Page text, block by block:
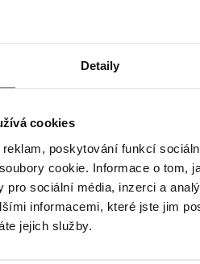
Detaily
cookies
reklam, poskytování funkcí
cookie. Informace o tom,
sociální média, inzerci a
informacemi, které jste jim
jejich služby.